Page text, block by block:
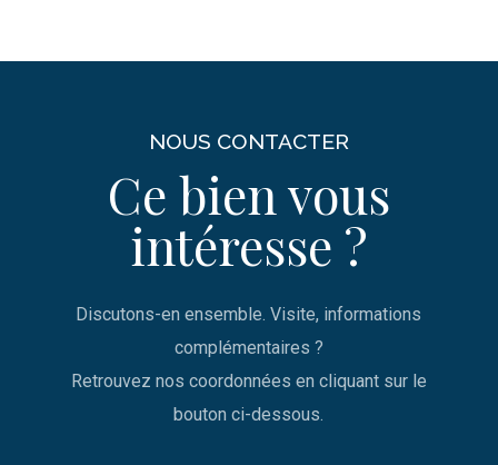
NOUS CONTACTER
Ce bien vous
intéresse ?
Discutons-en ensemble. Visite, informations
complémentaires ?
Retrouvez nos coordonnées en cliquant sur le
bouton ci-dessous.